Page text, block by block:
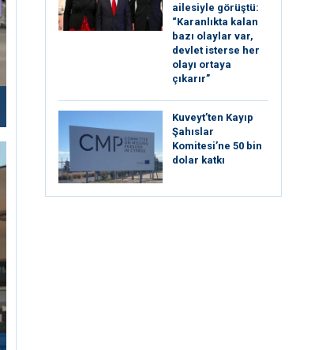
ailesiyle görüştü:
“Karanlıkta kalan
bazı olaylar var,
devlet isterse her
olayı ortaya
çıkarır”
Kuveyt’ten Kayıp
Şahıslar
Komitesi’ne 50 bin
dolar katkı